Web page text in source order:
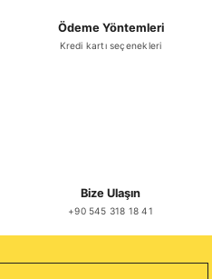
Ödeme Yöntemleri
Kredi kartı seçenekleri
Bize Ulaşın
+90 545 318 18 41